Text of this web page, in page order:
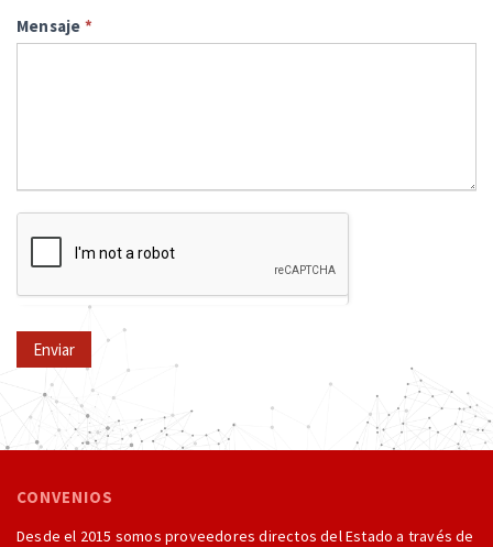
Mensaje *
Enviar
CONVENIOS
Desde el 2015 somos proveedores directos del Estado a través de